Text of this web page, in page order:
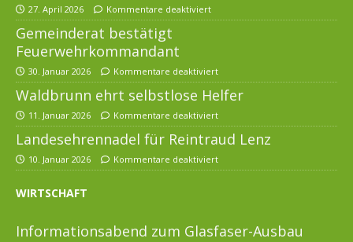
27. April 2026 Kommentare deaktiviert
Gemeinderat bestätigt
Feuerwehrkommandant
30. Januar 2026 Kommentare deaktiviert
Waldbrunn ehrt selbstlose Helfer
11. Januar 2026 Kommentare deaktiviert
Landesehrennadel für Reintraud Lenz
10. Januar 2026 Kommentare deaktiviert
WIRTSCHAFT
Informationsabend zum Glasfaser-Ausbau